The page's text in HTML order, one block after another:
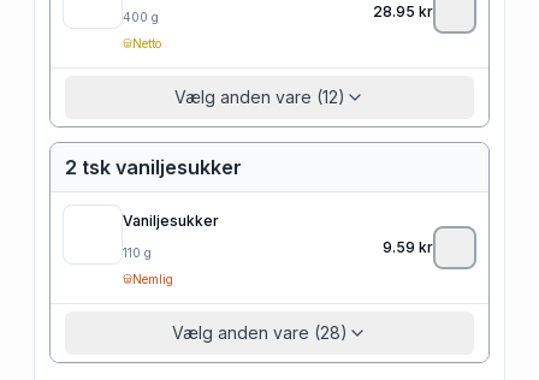
400 g
Netto
28.95 kr
Vælg anden vare (12)
2 tsk vaniljesukker
Vaniljesukker
110 g
Nemlig
9.59 kr
Vælg anden vare (28)